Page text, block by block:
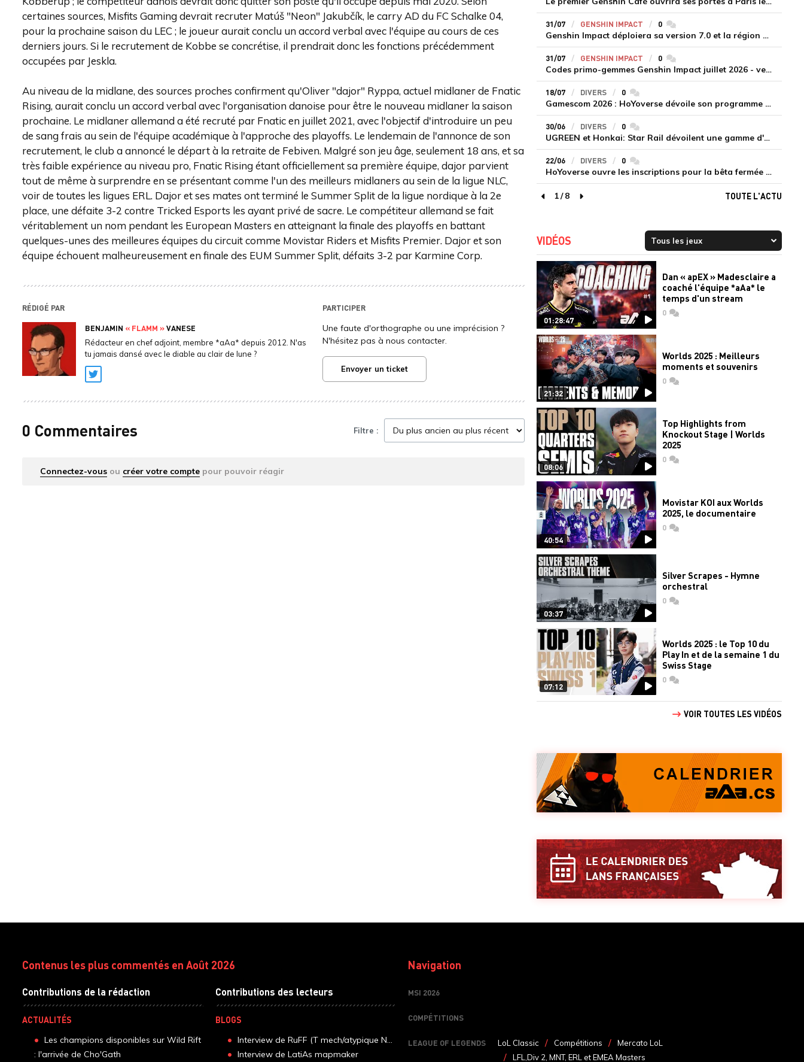
certaines sources, Misfits Gaming devrait recruter Matúš "Neon" Jakubčík, le carry AD du FC Schalke 04,
pour la prochaine saison du LEC ; le joueur aurait conclu un accord verbal avec l'équipe au cours de ces
derniers jours. Si le recrutement de Kobbe se concrétise, il prendrait donc les fonctions précédemment
occupées par Jeskla.
Au niveau de la midlane, des sources proches confirment qu'Oliver "dajor" Ryppa, actuel midlaner de Fnatic
Rising, aurait conclu un accord verbal avec l'organisation danoise pour être le nouveau midlaner la saison
prochaine. Le midlaner allemand a été recruté par Fnatic en juillet 2021, avec l'objectif d'introduire un peu
de sang frais au sein de l'équipe académique à l'approche des playoffs. Le lendemain de l'annonce de son
recrutement, le club a annoncé le départ à la retraite de Febiven. Malgré son jeu âge, seulement 18 ans, et sa
très faible expérience au niveau pro, Fnatic Rising étant officiellement sa première équipe, dajor parvient
tout de même à surprendre en se présentant comme l'un des meilleurs midlaners au sein de la ligue NLC,
voir de toutes les ligues ERL. Dajor et ses mates ont terminé le Summer Split de la ligue nordique à la 2e
place, une défaite 3-2 contre Tricked Esports les ayant privé de sacre. Le compétiteur allemand se fait
véritablement un nom pendant les European Masters en atteignant la finale des playoffs en battant
quelques-unes des meilleures équipes du circuit comme Movistar Riders et Misfits Premier. Dajor et son
équipe échouent malheureusement en finale des EUM Summer Split, défaits 3-2 par Karmine Corp.
RÉDIGÉ PAR
BENJAMIN « FLAMM »VANESE
Rédacteur en chef adjoint, membre *aAa* depuis 2012. N'as
tu jamais dansé avec le diable au clair de lune ?
Twitter
PARTICIPER
Une faute d'orthographe ou une imprécision ?
N'hésitez pas à nous contacter.
Envoyer un ticket
0 Commentaires Filtre :
Connectez-vous ou créer votre compte pour pouvoir réagir
31/07 GENSHIN IMPACT 0commentaires
Genshin Impact déploiera sa version 7.0 et la région de Snezhnaya le 12 août
31/07 GENSHIN IMPACT 0commentaires
Codes primo-gemmes Genshin Impact juillet 2026 - version 7.0
18/07 DIVERS 0commentaires
Gamescom 2026 : HoYoverse dévoile son programme et présente deux nouveaux jeux inédits
30/06 DIVERS 0commentaires
UGREEN et Honkai: Star Rail dévoilent une gamme d'accessoires de recharge en édition limitée
22/06 DIVERS 0commentaires
HoYoverse ouvre les inscriptions pour la bêta fermée de Honkai : Nexus Anima
page précédente
1/8
page suivante
TOUTE L'ACTU
VIDÉOS
01:28:47
Dan « apEX » Madesclaire a
coaché l'équipe *aAa* le
temps d'un stream
0commentaires
21:32
Worlds 2025 : Meilleurs
moments et souvenirs
0commentaires
08:06
Top Highlights from
Knockout Stage | Worlds
2025
0commentaires
40:54
Movistar KOI aux Worlds
2025, le documentaire
0commentaires
03:37
Silver Scrapes - Hymne
orchestral
0commentaires
07:12
Worlds 2025 : le Top 10 du
Play In et de la semaine 1 du
Swiss Stage
0commentaires
VOIR TOUTES LES VIDÉOS
Contenus les plus commentés en Août 2026
Contributions de la rédaction
ACTUALITÉS
Les champions disponibles sur Wild Rift
: l'arrivée de Cho'Gath
Contributions des lecteurs
BLOGS
Interview de RuFF (T mech/atypique N...
Interview de LatiAs mapmaker
Navigation
MSI 2026
COMPÉTITIONS
LEAGUE OF LEGENDS LoL Classic Compétitions
Mercato LoL
LFL,Div 2, MNT, ERL et EMEA Masters